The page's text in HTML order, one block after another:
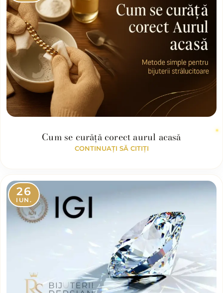
Cum se curăță corect aurul acasă
CONTINUAȚI SĂ CITIȚI
26
IUN.